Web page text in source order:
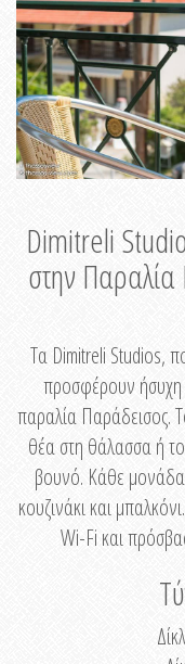
Dimitreli
στην
Τα Dimitreli Studios,
προσφέρουν ήσυχη
παραλία Παράδεισος.
θέα στη θάλασσα ή
βουνό. Κάθε μονάδα
κουζινάκι και
Wi-Fi και